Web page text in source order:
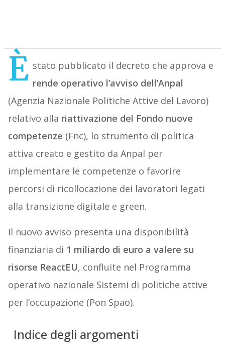
È stato pubblicato il decreto che approva e
rende operativo l’avviso dell’Anpal
(Agenzia Nazionale Politiche Attive del Lavoro)
relativo alla riattivazione del Fondo nuove
competenze (Fnc), lo strumento di politica
attiva creato e gestito da Anpal per
implementare le competenze o favorire
percorsi di ricollocazione dei lavoratori legati
alla transizione digitale e green.
Il nuovo avviso presenta una disponibilità
finanziaria di 1 miliardo di euro a valere su
risorse ReactEU, confluite nel Programma
operativo nazionale Sistemi di politiche attive
per l’occupazione (Pon Spao).
Indice degli argomenti